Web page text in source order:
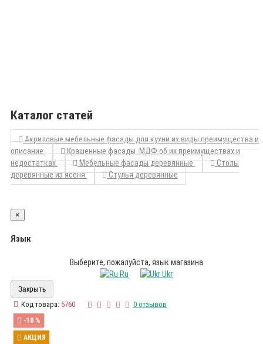
Каталог статей
Акриловые мебельные фасады для кухни их виды преимущества и
описание
Крашенные фасады МДФ об их преимуществах и
недостатках
Мебельные фасады деревянные
Столы
деревянные из ясеня
Стулья деревянные
×
Язык
Выберите, пожалуйста, язык магазина
Ru
Ukr
Закрыть
Код товара: 5760 0 отзывов
-10 %
АКЦИЯ